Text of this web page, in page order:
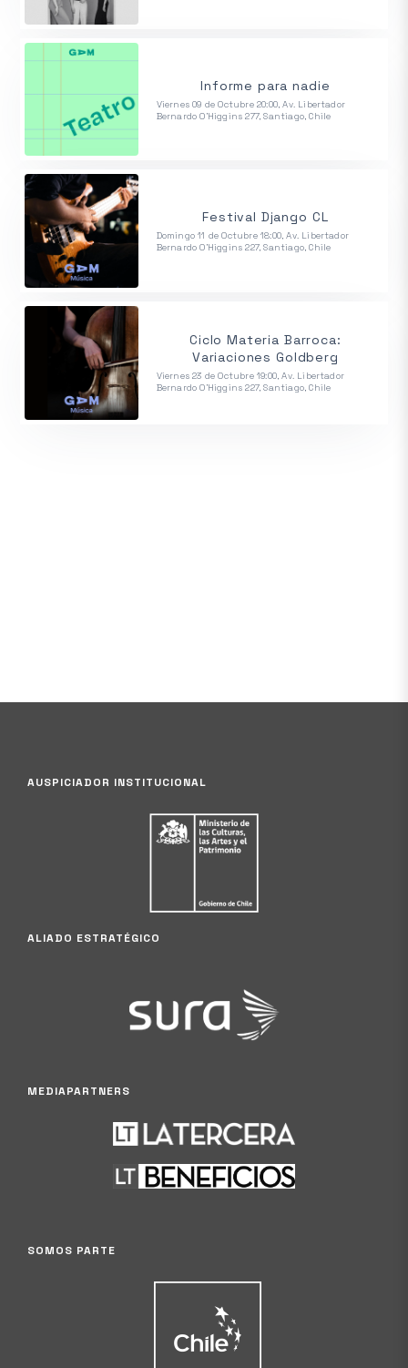
Informe para nadie
Viernes 09 de Octubre 20:00, Av. Libertador
Bernardo O'Higgins 277, Santiago, Chile
Festival Django CL
Domingo 11 de Octubre 18:00, Av. Libertador
Bernardo O'Higgins 227, Santiago, Chile
Ciclo Materia Barroca:
Variaciones Goldberg
Viernes 23 de Octubre 19:00, Av. Libertador
Bernardo O'Higgins 227, Santiago, Chile
AUSPICIADOR INSTITUCIONAL
ALIADO ESTRATÉGICO
MEDIAPARTNERS
SOMOS PARTE